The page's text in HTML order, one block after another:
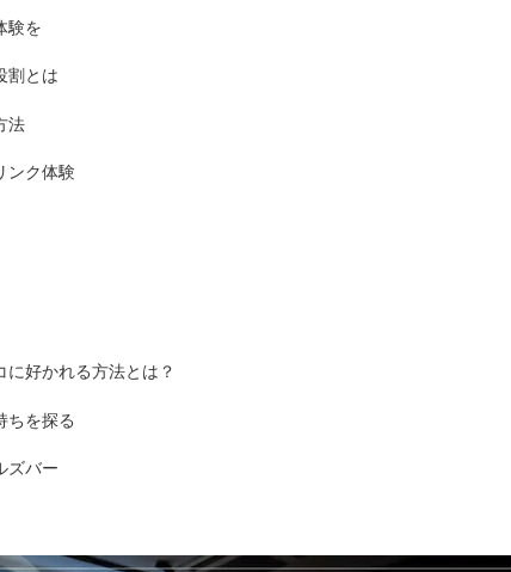
験を
割とは
法
ンク体験
に好かれる方法とは？
ちを探る
ズバー